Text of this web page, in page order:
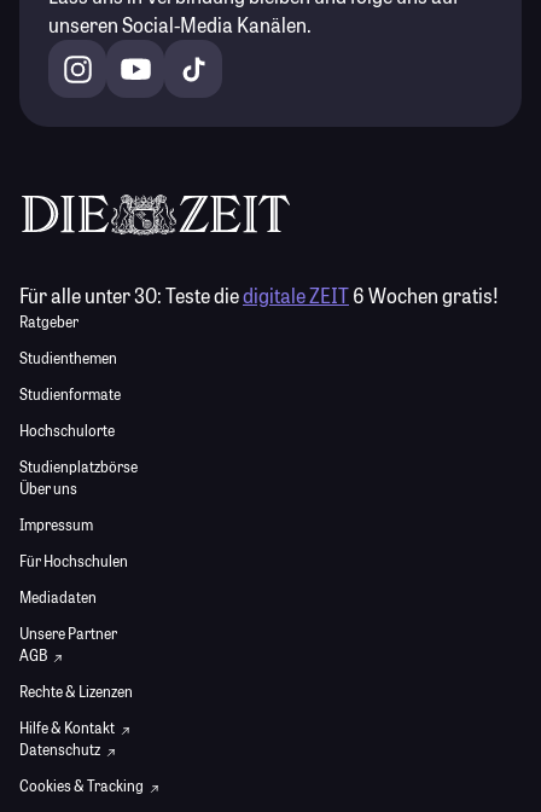
unseren Social-Media Kanälen.
Für alle unter 30:Teste diedigitale ZEIT6 Wochen gratis!
Ratgeber
Studienthemen
Studienformate
Hochschulorte
Studienplatzbörse
Über uns
Impressum
Für Hochschulen
Mediadaten
Unsere Partner
AGB
Rechte & Lizenzen
Hilfe & Kontakt
Datenschutz
Cookies & Tracking